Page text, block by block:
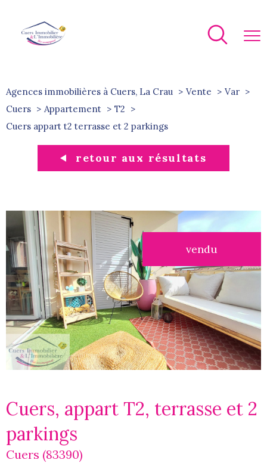
Agences immobilières à Cuers, La Crau Vente
Var
Cuers
Appartement
T2
cuers appart t2 terrasse et 2 parkings
retour aux résultats
vendu
Cuers, appart T2, terrasse et 2
parkings
Cuers (83390)